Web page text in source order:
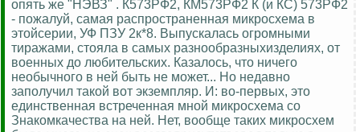
опять же "НЭВЗ" . К573РФ2, КМ573РФ2 К (и КС) 573РФ2
- пожалуй, самая распространенная микросхема в
этойсерии, УФ ПЗУ 2к*8. Выпускалась огромными
тиражами, стояла в самых разнообразныхизделиях, от
военных до любительских. Казалось, что ничего
необычного в ней быть не может... Но недавно
заполучил такой вот экземпляр. И: во-первых, это
единственная встреченная мной микросхема со
Знакомкачества на ней. Нет, вообще таких микросхем